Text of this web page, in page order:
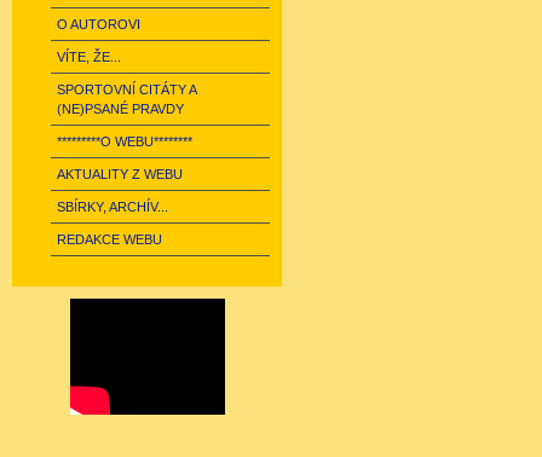
O AUTOROVI
VÍTE, ŽE...
SPORTOVNÍ CITÁTY A
(NE)PSANÉ PRAVDY
*********O WEBU********
AKTUALITY Z WEBU
SBÍRKY, ARCHÍV...
REDAKCE WEBU